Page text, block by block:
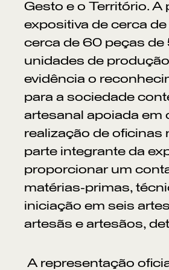
Gesto e o Território.
expositiva de cerca
cerca de 60 peças
unidades de
evidência o
para a sociedade
artesanal apoiada em
realização de oficinas
parte integrante da
proporcionar um
matérias-primas,
iniciação em seis
artesãs e artesãos,
A representação